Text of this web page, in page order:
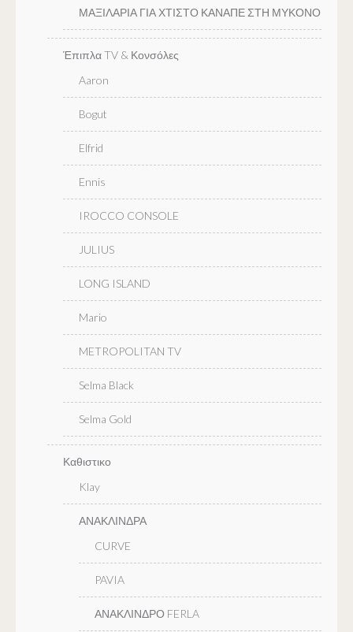
ΜΑΞΙΛΑΡΙΑ ΓΙΑ ΧΤΙΣΤΟ ΚΑΝΑΠΕ ΣΤΗ ΜΥΚΟΝΟ
Έπιπλα TV & Κονσόλες
Aaron
Bogut
Elfrid
Ennis
IROCCO CONSOLE
JULIUS
LONG ISLAND
Mario
METROPOLITAN TV
Selma Black
Selma Gold
Καθιστικο
Klay
ΑΝΑΚΛΙΝΔΡΑ
CURVE
PAVIA
ΑΝΑΚΛΙΝΔΡΟ FERLA